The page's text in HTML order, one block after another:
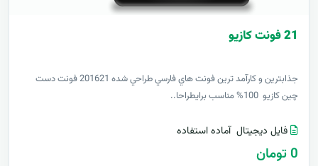
21 فونت کازيو
جذابترين و کارآمد ترين فونت هاي فارسي طراحي شده 201621 فونت دست
چين کازيو 100% مناسب برايطراحا..
فایل دیجیتال آماده استفاده
0 تومان